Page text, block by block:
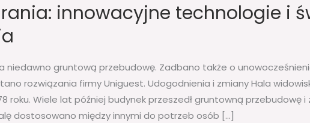
innowacyjne technologie i
niedawno gruntową przebudowę. Zadbano także o
rozwiązania firmy Uniguest. Udogodnienia i zmiany Hala
roku. Wiele lat później budynek przeszedł gruntowną przebudowę
dostosowano między innymi do potrzeb osób […]